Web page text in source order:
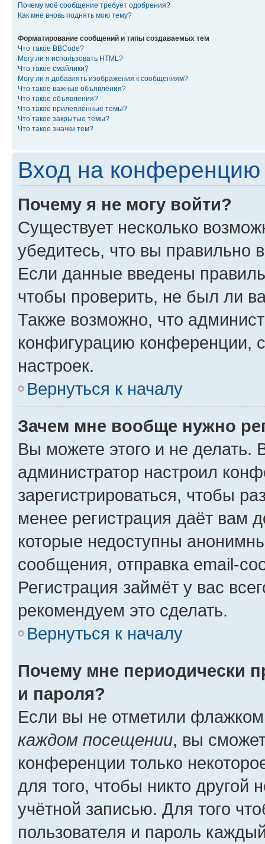
Почему моё сообщение требует одобрения?
Как мне вновь поднять мою тему?
Форматирование сообщений и типы создаваемых тем
Что такое BBCode?
Могу ли я использовать HTML?
Что такое смайлики?
Могу ли я добавлять изображения к сообщениям?
Что такое важные объявления?
Что такое объявления?
Что такое прилепленные темы?
Что такое закрытые темы?
Что такое значки тем?
Вход на конференцию
Почему я не могу войти?
Существует несколько
убедитесь, что вы правильно
Если данные введены
чтобы проверить, не был ли
Также возможно, что
конфигурацию конференции,
настроек.
Вернуться к началу
Зачем мне вообще нужно
Вы можете этого и не делать.
администратор настроил
зарегистрироваться, чтобы
менее регистрация даёт вам
которые недоступны
сообщения, отправка email-
Регистрация займёт у вас
рекомендуем это сделать.
Вернуться к началу
Почему мне периодически
и пароля?
Если вы не отметили
каждом посещении, вы
конференции только
для того, чтобы никто другой
учётной записью. Для того
пользователя и пароль